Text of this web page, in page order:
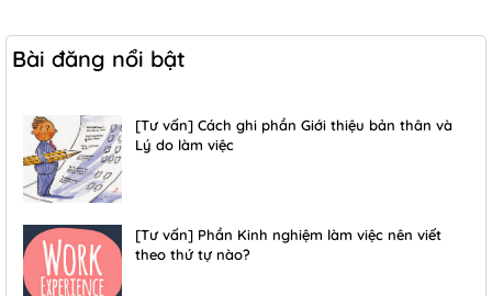
Bài đăng nổi bật
[Tư vấn] Cách ghi phần Giới thiệu bản thân và
Lý do làm việc
[Tư vấn] Phần Kinh nghiệm làm việc nên viết
theo thứ tự nào?